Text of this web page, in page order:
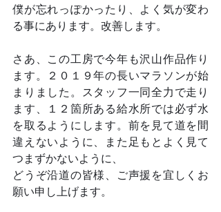
僕が忘れっぽかったり、よく気が変わ
る事にあります。改善します。
さあ、この工房で今年も沢山作品作り
ます。２０１９年の長いマラソンが始
まりました。スタッフ一同全力で走り
ます、１２箇所ある給水所では必ず水
を取るようにします。前を見て道を間
違えないように、また足もとよく見て
つまずかないように、
どうぞ沿道の皆様、ご声援を宜しくお